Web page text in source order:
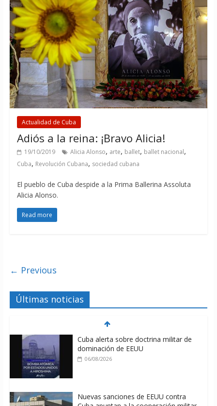
Actualidad de Cuba
Adiós a la reina: ¡Bravo Alicia!
19/10/2019 Alicia Alonso, arte, ballet, ballet nacional,
Cuba, Revolución Cubana, sociedad cubana
El pueblo de Cuba despide a la Prima Ballerina Assoluta
Alicia Alonso.
Read more
← Previous
Últimas noticias
Cuba alerta sobre doctrina militar de
dominación de EEUU
06/08/2026
Nuevas sanciones de EEUU contra